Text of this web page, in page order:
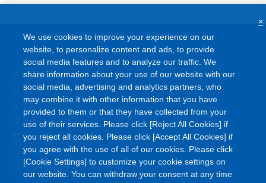
ご利用条件
サイトマップ
よくあるご質問
プライバシーポリシー
情報セキュリティポリシー
クッキーポリシー
ソーシャルメディアポリシー
We use cookies to improve your experience on our
website, to personalize content and ads, to provide
social media features and to analyze our traffic. We
share information about your use of our website with our
social media, advertising and analytics partners, who
may combine it with other information that you have
provided to them or that they have collected from your
use of their services. Please click [Reject All Cookies] if
you reject all cookies. Please click [Accept All Cookies] if
you agree with the use of all of our cookies. Please click
[Cookie Settings] to customize your cookie settings on
our website. You can withdraw your consent at any time
×